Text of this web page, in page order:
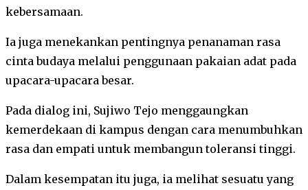
kebersamaan.
Ia juga menekankan pentingnya penanaman rasa
cinta budaya melalui penggunaan pakaian adat pada
upacara-upacara besar.
Pada dialog ini, Sujiwo Tejo menggaungkan
kemerdekaan di kampus dengan cara menumbuhkan
rasa dan empati untuk membangun toleransi tinggi.
Dalam kesempatan itu juga, ia melihat sesuatu yang